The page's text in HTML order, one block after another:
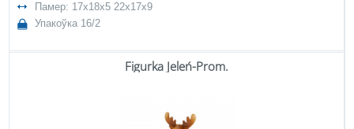
Памер: 17x18x5 22x17x9
Упакоўка 16/2
Figurka Jeleń-Prom.